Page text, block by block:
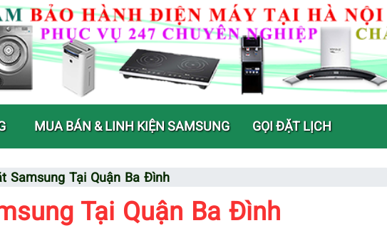
MUA BÁN & LINH KIỆN SAMSUNG GỌI ĐẶT LỊCH
Samsung Tại Quận Ba Đình
Tại Quận Ba Đình